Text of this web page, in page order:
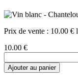
Prix de vente : 10.00 €
10.00 €
Ajouter au panier